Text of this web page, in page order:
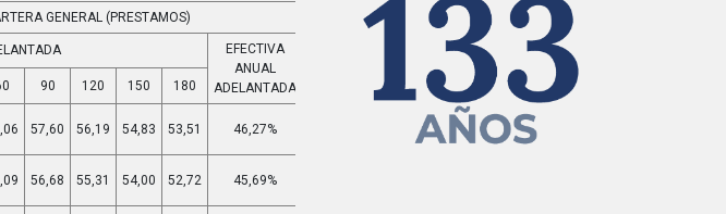
GENERAL (PRESTAMOS)
EFECTIVA
ANUAL
ADELANTADA
ADELANTADA
90 120 150 180
57,60 56,19 54,83 53,51 46,27%
56,68 55,31 54,00 52,72 45,69%